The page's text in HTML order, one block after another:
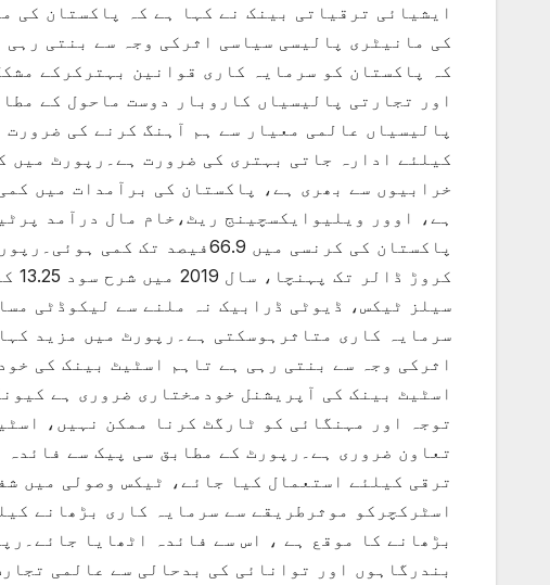
ایشیائی ترقیاتی بینک نے کہا ہے کہ پاکستان کی
کی مانیٹری پالیسی سیاسی اثرکی وجہ سے بنتی
کہ پاکستان کو سرمایہ کاری قوانین بہترکرکے
اور تجارتی پالیسیاں کاروبار دوست ماحول کے
پالیسیاں عالمی معیار سے ہم آہنگ کرنے کی
کیلئے ادارہ جاتی بہتری کی ضرورت ہے۔رپورٹ
خرابیوں سے بھری ہے، پاکستان کی برآمدات میں
سیلز ٹیکس، ڈیوٹی ڈرابیک نہ ملنے سے لیکوڈٹی
سرمایہ کاری متاثرہوسکتی ہے۔رپورٹ میں مزید
اثرکی وجہ سے بنتی رہی ہے تاہم اسٹیٹ بینک کی
اسٹیٹ بینک کی آپریشنل خودمختاری ضروری ہے
توجہ اور مہنگائی کو ٹارگٹ کرنا ممکن نہیں،
تعاون ضروری ہے۔رپورٹ کے مطابق سی پیک سے
ترقی کیلئے استعمال کیا جائے، ٹیکس وصولی میں
اسٹرکچرکو موثرطریقے سے سرمایہ کاری بڑھانے
بڑھانے کا موقع ہے ، اس سے فائدہ اٹھایا
بندرگاہوں اور توانائی کی بدحالی سے عالمی